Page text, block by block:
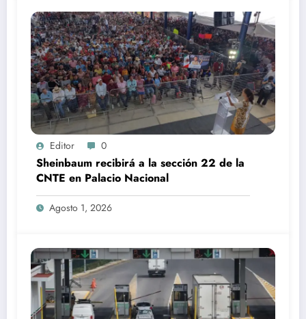
Editor 0
Sheinbaum recibirá a la sección 22 de la
CNTE en Palacio Nacional
Agosto 1, 2026